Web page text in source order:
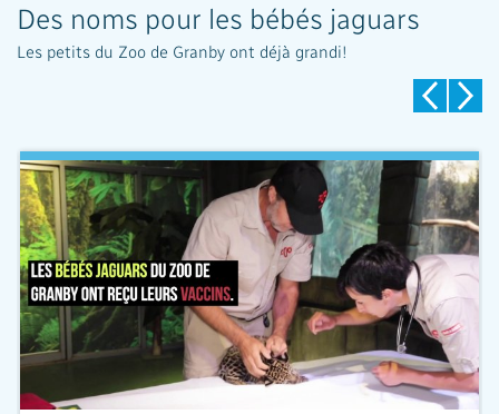
Des noms pour les bébés jaguars
Les petits du Zoo de Granby ont déjà grandi!